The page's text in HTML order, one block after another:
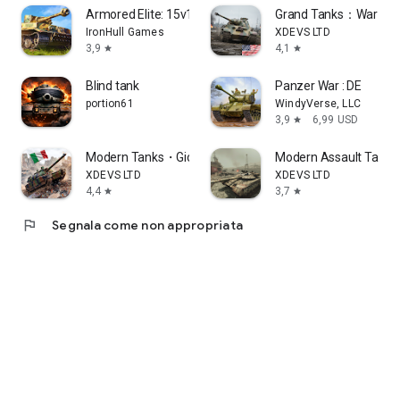
Armored Elite: 15v15 WWII Tank
IronHull Games
3,9 star
Grand Tanks：War
XDEVS LTD
4,1
star
Blind tank
portion61
Panzer War : DE
WindyVerse, LLC
3,9 star 6,99 USD
Modern Tanks・Giochi di Guerra
XDEVS LTD
4,4 star
Modern Assault
XDEVS LTD
3,7 star
flag Segnala come non appropriata